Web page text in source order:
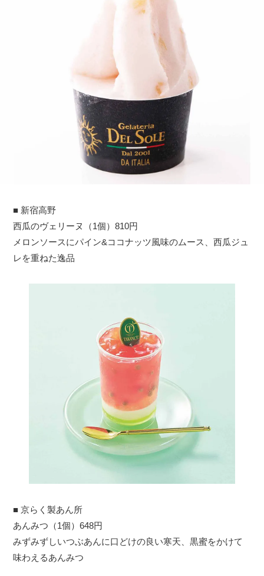
■ 新宿高野
西瓜のヴェリーヌ（1個）810円
メロンソースにパイン&ココナッツ風味のムース、西瓜ジュ
レを重ねた逸品
■ 京らく製あん所
あんみつ（1個）648円
みずみずしいつぶあんに口どけの良い寒天、黒蜜をかけて
味わえるあんみつ